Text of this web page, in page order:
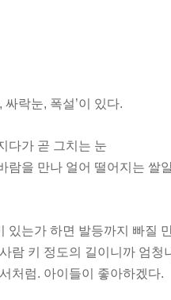
락눈, 폭설’이 있다.
다가 곧 그치는 눈
람을 만나 얼어 떨어지는 쌀
있는가 하면 발등까지 빠질
람 키 정도의 길이니까 엄청
처럼. 아이들이 좋아하겠다.